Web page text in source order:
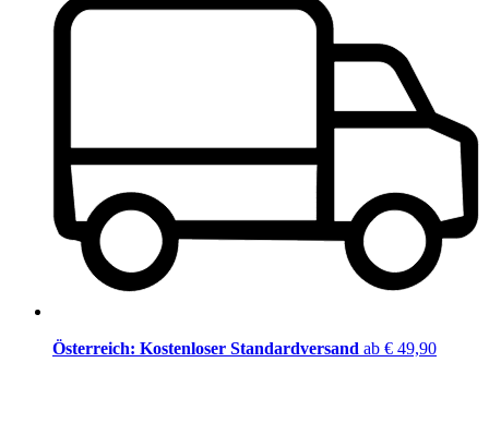
Österreich: Kostenloser Standardversand ab € 49,90